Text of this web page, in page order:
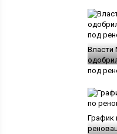
под
График